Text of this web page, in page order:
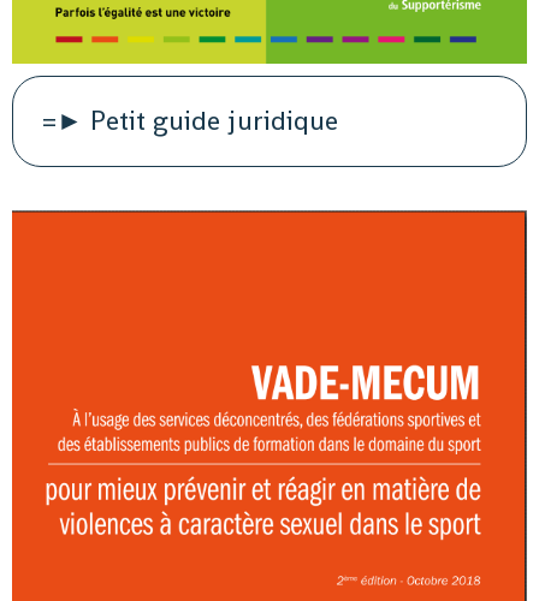
=► Petit guide juridique